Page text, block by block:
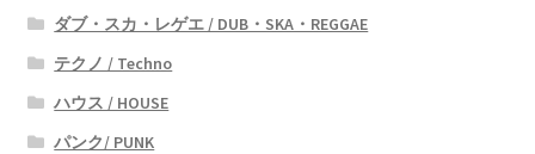
ダブ・スカ・レゲエ / DUB・SKA・REGGAE
テクノ / Techno
ハウス / HOUSE
パンク/ PUNK